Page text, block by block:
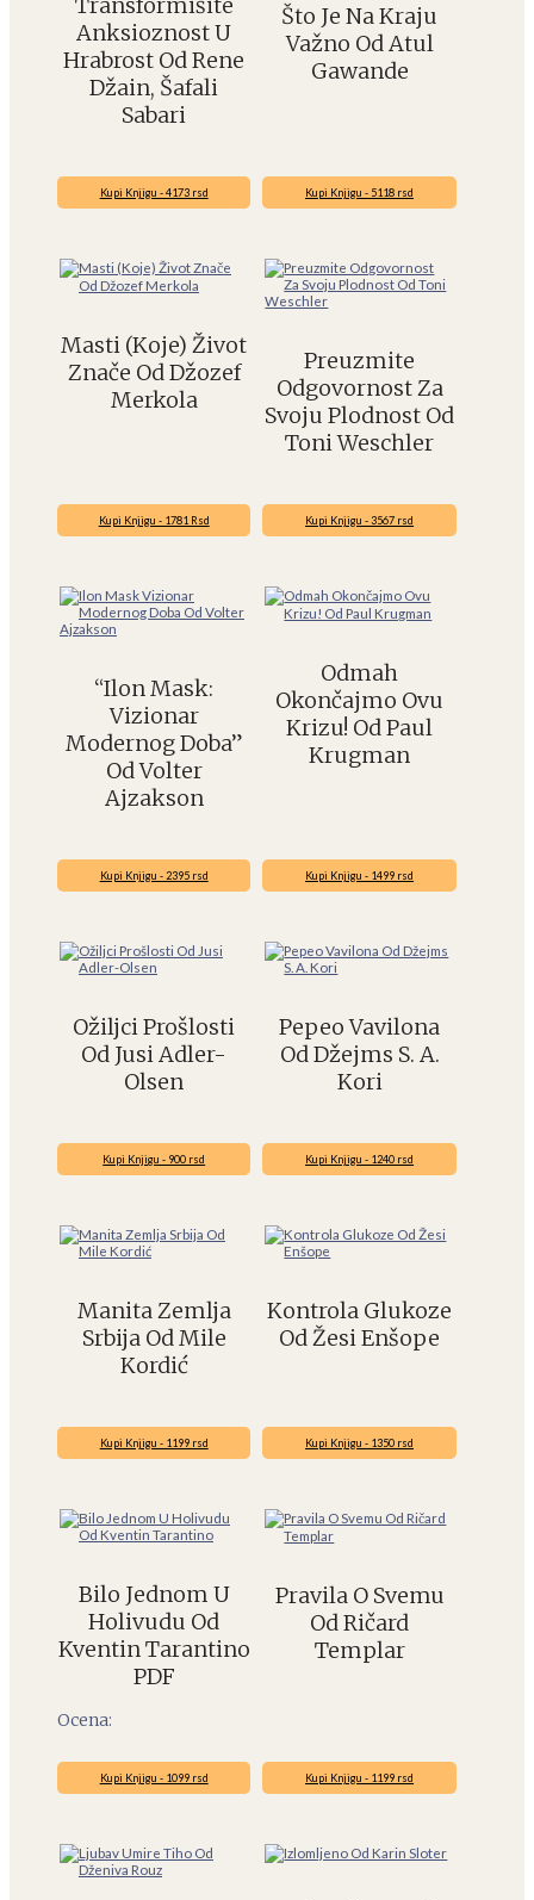
Anksioznost U
Hrabrost Od Rene
Džain, Šafali
Sabari
Što Je Na Kraju
Važno Od Atul
Gawande
Kupi Knjigu - 4173 rsd
Masti (Koje) Život
Znače Od Džozef
Merkola
Kupi Knjigu - 5118 rsd
Preuzmite
Odgovornost Za
Svoju Plodnost Od
Toni Weschler
Kupi Knjigu - 1781 Rsd
“Ilon Mask:
Vizionar
Modernog Doba”
Od Volter
Ajzakson
Kupi Knjigu - 3567 rsd
Odmah
Okončajmo Ovu
Krizu! Od Paul
Krugman
Kupi Knjigu - 2395 rsd
Ožiljci Prošlosti
Od Jusi Adler-
Olsen
Kupi Knjigu - 1499 rsd
Pepeo Vavilona
Od Džejms S. A.
Kori
Kupi Knjigu - 900 rsd
Manita Zemlja
Srbija Od Mile
Kordić
Kupi Knjigu - 1240 rsd
Kontrola Glukoze
Od Žesi Enšope
Kupi Knjigu - 1199 rsd
Bilo Jednom U
Holivudu Od
Kventin Tarantino
PDF
Ocena:
Kupi Knjigu - 1350 rsd
Pravila O Svemu
Od Ričard
Templar
Kupi Knjigu - 1099 rsd Kupi Knjigu - 1199 rsd